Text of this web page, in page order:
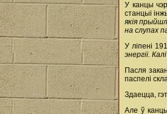
У канцы
станцыі
якія
на слупах
У ліпені
энергіі.
Пасля
паспелі
Здаецца,
Але ў